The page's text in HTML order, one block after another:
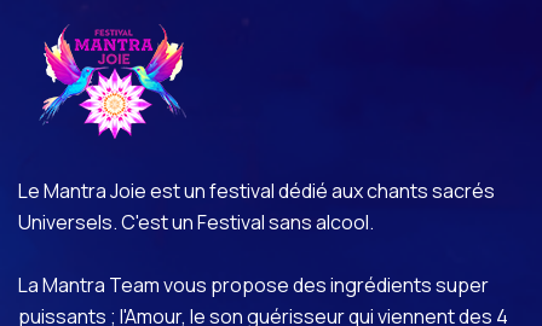
Le Mantra Joie est un festival dédié aux chants sacrés
Universels. C'est un Festival sans alcool.
La Mantra Team vous propose des ingrédients super
puissants ; l'Amour, le son guérisseur qui viennent des 4